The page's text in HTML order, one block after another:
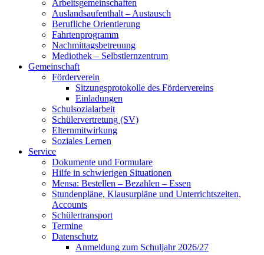
Arbeitsgemeinschaften
Auslandsaufenthalt – Austausch
Berufliche Orientierung
Fahrtenprogramm
Nachmittagsbetreuung
Mediothek – Selbstlernzentrum
Gemeinschaft
Förderverein
Sitzungsprotokolle des Fördervereins
Einladungen
Schulsozialarbeit
Schülervertretung (SV)
Elternmitwirkung
Soziales Lernen
Service
Dokumente und Formulare
Hilfe in schwierigen Situationen
Mensa: Bestellen – Bezahlen – Essen
Stundenpläne, Klausurpläne und Unterrichtszeiten,
Accounts
Schülertransport
Termine
Datenschutz
Anmeldung zum Schuljahr 2026/27